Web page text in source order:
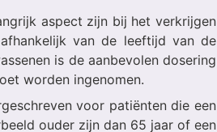
aspect zijn bij het verkrijgen
van de leeftijd van de
is de aanbevolen dosering
worden ingenomen.
voor patiënten die een
ouder zijn dan 65 jaar of een